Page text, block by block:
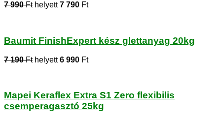
7 990 Fthelyett7 790 Ft
Baumit FinishExpert kész glettanyag 20kg
7 190 Fthelyett6 990 Ft
Mapei Keraflex Extra S1 Zero flexibilis
csemperagasztó 25kg